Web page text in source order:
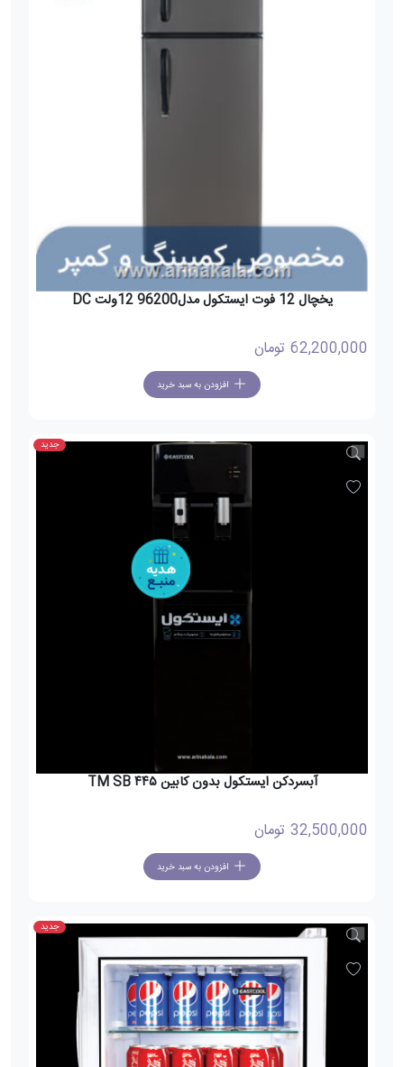
یخچال 12 فوت ایستکول مدل96200 12ولت DC
62,200,000 تومان
افزودن به سبد خرید
جدید
آبسردکن ایستکول بدون کابین TM SB ۴۴۵
32,500,000 تومان
افزودن به سبد خرید
جدید